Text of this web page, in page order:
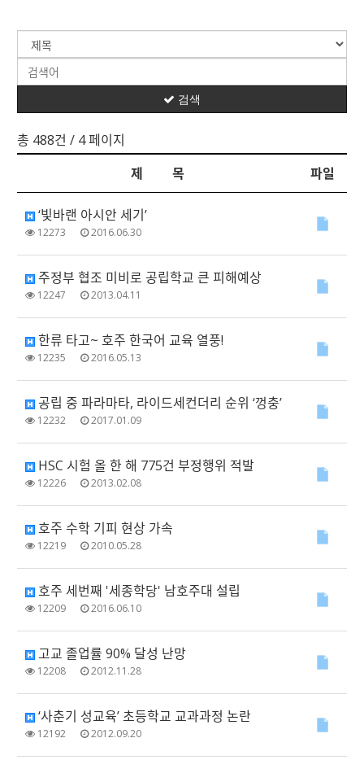
총 488건 / 4 페이지
검색
제 목 파일
‘빛바랜 아시안 세기’
12273 2016.06.30
주정부 협조 미비로 공립학교 큰 피해예상
12247 2013.04.11
한류 타고~ 호주 한국어 교육 열풍!
12235 2016.05.13
공립 중 파라마타, 라이드세컨더리 순위 ‘껑충’
12232 2017.01.09
HSC 시험 올 한 해 775건 부정행위 적발
12226 2013.02.08
호주 수학 기피 현상 가속
12219 2010.05.28
호주 세번째 '세종학당' 남호주대 설립
12209 2016.06.10
고교 졸업률 90% 달성 난망
12208 2012.11.28
‘사춘기 성교육’ 초등학교 교과과정 논란
12192 2012.09.20